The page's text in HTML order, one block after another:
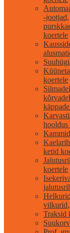
-jootjad,
koertele
koertele
hooldus
ketid
koertele
vilkurid,
Traksid